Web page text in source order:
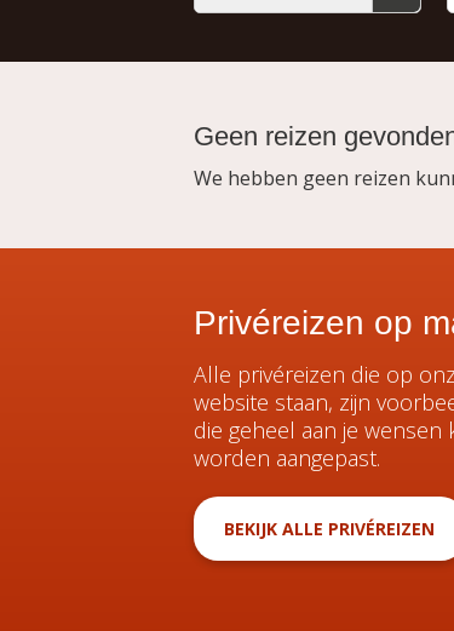
Geen reizen
We hebben geen reizen
Privéreizen op
Alle privéreizen die op
website staan, zijn
die geheel aan je wensen
worden aangepast.
BEKIJK ALLE PRIVÉREIZEN